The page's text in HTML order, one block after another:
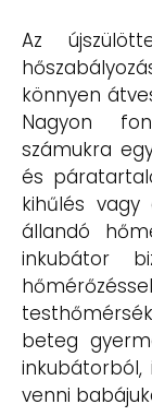
Az
könnyen
Nagyon
számukra
és
kihűlés vagy
állandó
inkubátor
beteg
inkubátorból,
venni